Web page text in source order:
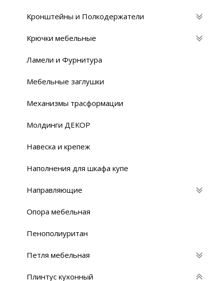
Кронштейны и Полкодержатели
Крючки мебельные
Ламели и Фурнитура
Мебельные заглушки
Механизмы трасформации
Молдинги ДЕКОР
Навеска и крепеж
Наполнения для шкафа купе
Направляющие
Опора мебельная
Пенополиуритан
Петля мебельная
Плинтус кухонный